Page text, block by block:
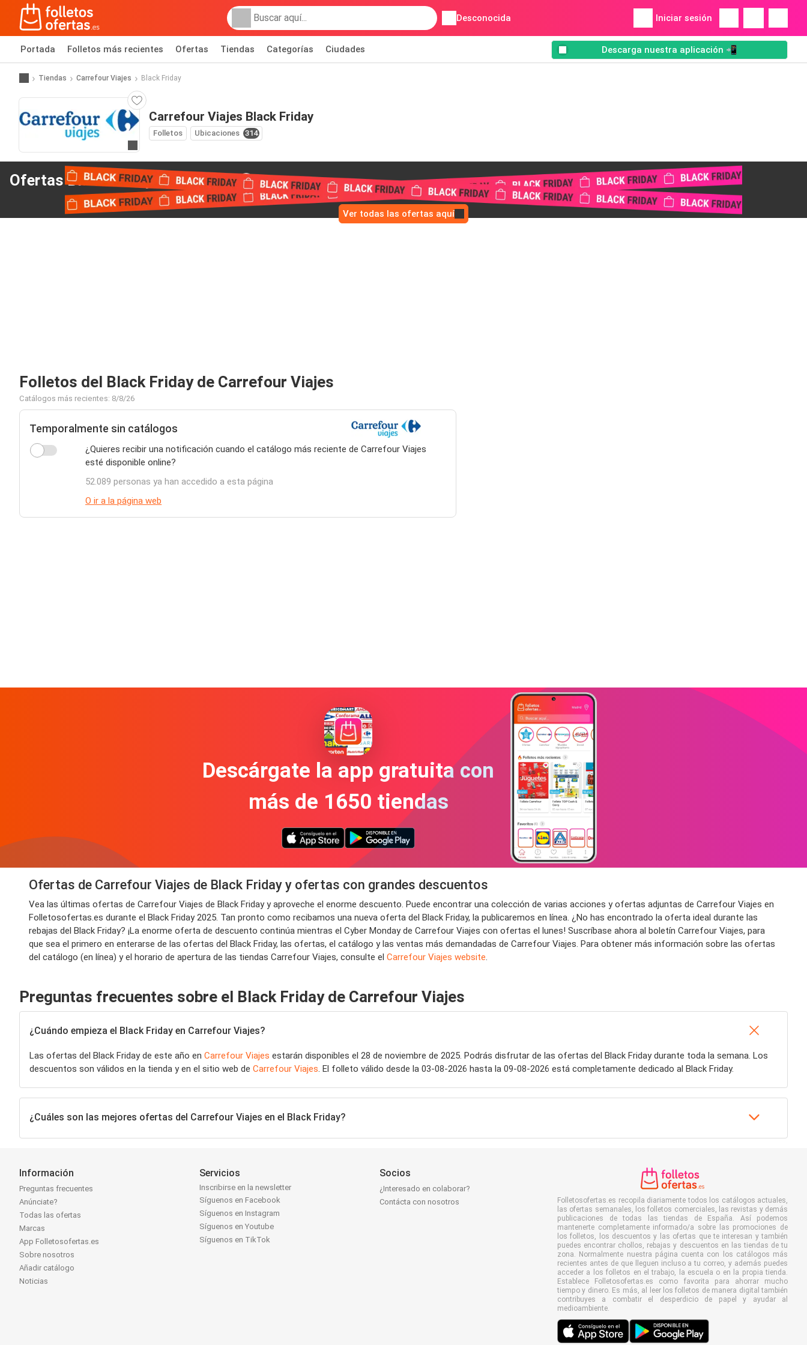
Desconocida Iniciar sesión
Portada Folletos más recientes Ofertas Tiendas Categorías Ciudades Descarga nuestra aplicación 📲
Tiendas Carrefour Viajes Black Friday
Carrefour Viajes Black Friday
Folletos Ubicaciones 314
Ofertas Black Friday de Carrefour Viajes
Ver todas las ofertas aquí
Folletos del Black Friday de Carrefour Viajes
Catálogos más recientes: 8/8/26
Temporalmente sin catálogos
¿Quieres recibir una notificación cuando el catálogo más reciente de Carrefour Viajes
esté disponible online?
52.089 personas ya han accedido a esta página
O ir a la página web
Descárgate la app gratuita con
más de 1650 tiendas
Ofertas de Carrefour Viajes de Black Friday y ofertas con grandes descuentos
Vea las últimas ofertas de Carrefour Viajes de Black Friday y aproveche el enorme descuento. Puede encontrar una colección de varias acciones y ofertas adjuntas de Carrefour Viajes en
Folletosofertas.es durante el Black Friday 2025. Tan pronto como recibamos una nueva oferta del Black Friday, la publicaremos en línea. ¿No has encontrado la oferta ideal durante las
rebajas del Black Friday? ¡La enorme oferta de descuento continúa mientras el Cyber ​​Monday de Carrefour Viajes con ofertas el lunes! Suscríbase ahora al boletín Carrefour Viajes, para
que sea el primero en enterarse de las ofertas del Black Friday, las ofertas, el catálogo y las ventas más demandadas de Carrefour Viajes. Para obtener más información sobre las ofertas
del catálogo (en línea) y el horario de apertura de las tiendas Carrefour Viajes, consulte el Carrefour Viajes website.
Preguntas frecuentes sobre el Black Friday de Carrefour Viajes
¿Cuándo empieza el Black Friday en Carrefour Viajes?
Las ofertas del Black Friday de este año en Carrefour Viajes estarán disponibles el 28 de noviembre de 2025. Podrás disfrutar de las ofertas del Black Friday durante toda la semana. Los
descuentos son válidos en la tienda y en el sitio web de Carrefour Viajes. El folleto válido desde la 03-08-2026 hasta la 09-08-2026 está completamente dedicado al Black Friday.
¿Cuáles son las mejores ofertas del Carrefour Viajes en el Black Friday?
Información
Preguntas frecuentes
Anúnciate?
Todas las ofertas
Marcas
App Folletosofertas.es
Sobre nosotros
Añadir catálogo
Noticias
Servicios
Inscribirse en la newsletter
Síguenos en Facebook
Síguenos en Instagram
Síguenos en Youtube
Síguenos en TikTok
Socios
¿Interesado en colaborar?
Contácta con nosotros
Folletosofertas.es recopila diariamente todos los catálogos actuales,
las ofertas semanales, los folletos comerciales, las revistas y demás
publicaciones de todas las tiendas de España. Así podemos
mantenerte completamente informado/a sobre las promociones de
los folletos, los descuentos y las ofertas que te interesan y también
puedes encontrar chollos, rebajas y descuentos en las tiendas de tu
zona. Normalmente nuestra página cuenta con los catálogos más
recientes antes de que lleguen incluso a tu correo, y además puedes
acceder a los folletos en el trabajo, la escuela o en la propia tienda.
Establece Folletosofertas.es como favorita para ahorrar mucho
tiempo y dinero. Es más, al leer los folletos de manera digital también
contribuyes a combatir el desperdicio de papel y ayudar al
medioambiente.